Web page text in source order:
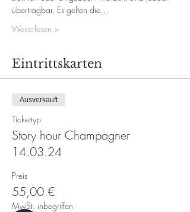
übertragbar. Es gelten die…
Weiterlesen >
Eintrittskarten
Ausverkauft
Tickettyp
Story hour Champagner
14.03.24
Preis
55,00 €
MwSt. inbegriffen